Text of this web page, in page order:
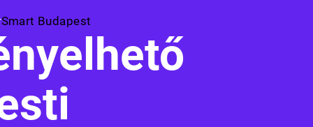
Smart Budapest